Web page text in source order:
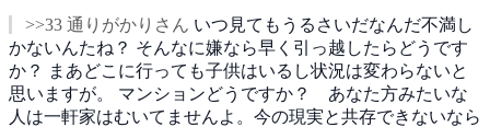
>>33 通りがかりさん いつ見てもうるさいだなんだ不満し
かないんたね？ そんなに嫌なら早く引っ越したらどうです
か？
まあどこに行っても子供はいるし状況は変わらないと
思いますが。 マンションどうですか？ あなた方みたいな
人は一軒家はむいてませんよ。今の現実と共存できないなら